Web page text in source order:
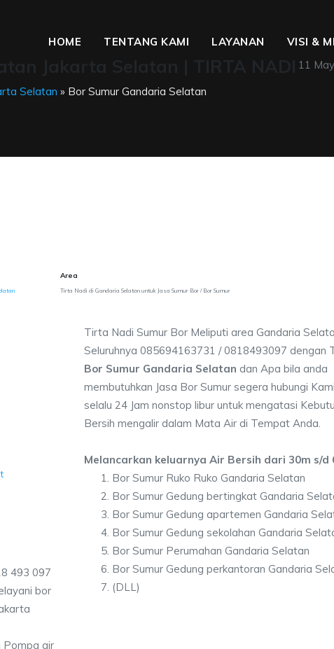
HOME TENTANG KAMI LAYANAN VISI &
11
Selatan » Bor Sumur Gandaria Selatan
Area
Tirta Nadi di Gandaria Selatan untuk Jasa Sumur Bor / Bor Sumur
493 097
bor
Pompa air
Tirta Nadi Sumur Bor Meliputi area Gandaria
Seluruhnya 085694163731 / 0818493097 dengan
Bor Sumur Gandaria Selatan dan Apa bila anda
membutuhkan Jasa Bor Sumur segera hubungi
selalu 24 Jam nonstop libur untuk mengatasi
Bersih mengalir dalam Mata Air di Tempat Anda.
Melancarkan keluarnya Air Bersih dari 30m s/d
Bor Sumur Ruko Ruko Gandaria Selatan
Bor Sumur Gedung bertingkat Gandaria
Bor Sumur Gedung apartemen Gandaria
Bor Sumur Gedung sekolahan Gandaria
Bor Sumur Perumahan Gandaria Selatan
Bor Sumur Gedung perkantoran Gandaria
(DLL)